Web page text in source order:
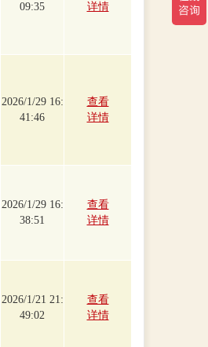
09:35
详情
2026/1/29 16:
41:46
查看
详情
2026/1/29 16:
38:51
查看
详情
2026/1/21 21:
49:02
查看
详情